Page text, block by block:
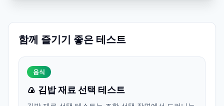
함께 즐기기 좋은 테스트
음식
🍙 김밥 재료 선택 테스트